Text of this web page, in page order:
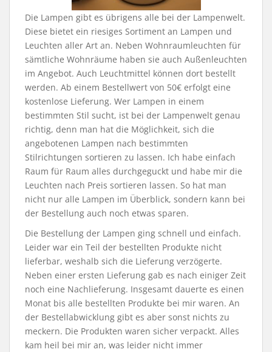
Die Lampen gibt es übrigens alle bei der Lampenwelt.
Diese bietet ein riesiges Sortiment an Lampen und
Leuchten aller Art an. Neben Wohnraumleuchten für
sämtliche Wohnräume haben sie auch Außenleuchten
im Angebot. Auch Leuchtmittel können dort bestellt
werden. Ab einem Bestellwert von 50€ erfolgt eine
kostenlose Lieferung. Wer Lampen in einem
bestimmten Stil sucht, ist bei der Lampenwelt genau
richtig, denn man hat die Möglichkeit, sich die
angebotenen Lampen nach bestimmten
Stilrichtungen sortieren zu lassen. Ich habe einfach
Raum für Raum alles durchgeguckt und habe mir die
Leuchten nach Preis sortieren lassen. So hat man
nicht nur alle Lampen im Überblick, sondern kann bei
der Bestellung auch noch etwas sparen.
Die Bestellung der Lampen ging schnell und einfach.
Leider war ein Teil der bestellten Produkte nicht
lieferbar, weshalb sich die Lieferung verzögerte.
Neben einer ersten Lieferung gab es nach einiger Zeit
noch eine Nachlieferung. Insgesamt dauerte es einen
Monat bis alle bestellten Produkte bei mir waren. An
der Bestellabwicklung gibt es aber sonst nichts zu
meckern. Die Produkten waren sicher verpackt. Alles
kam heil bei mir an, was leider nicht immer